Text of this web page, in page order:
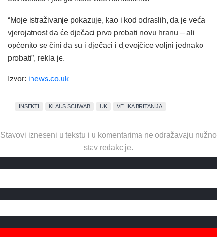
“Moje istraživanje pokazuje, kao i kod odraslih, da je veća
vjerojatnost da će dječaci prvo probati novu hranu – ali
općenito se čini da su i dječaci i djevojčice voljni jednako
probati”, rekla je.
Izvor: inews.co.uk
INSEKTI KLAUS SCHWAB UK VELIKA BRITANIJA
Stavovi izneseni u tekstu i u komentarima ne odražavaju nužno
stav redakcije.